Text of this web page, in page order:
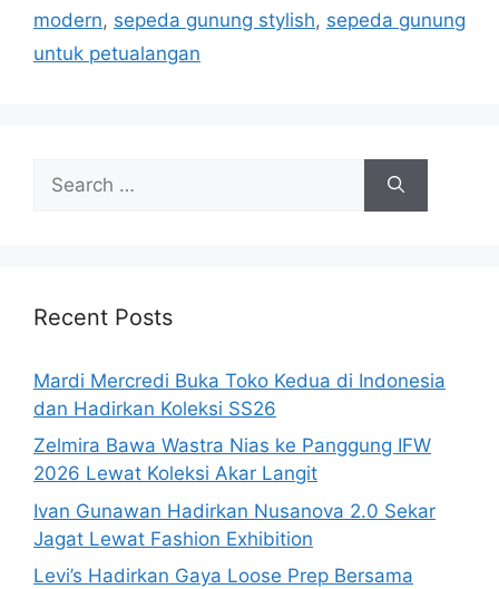
modern, sepeda gunung stylish, sepeda gunung
untuk petualangan
for:
Recent Posts
Mardi Mercredi Buka Toko Kedua di Indonesia
dan Hadirkan Koleksi SS26
Zelmira Bawa Wastra Nias ke Panggung IFW
2026 Lewat Koleksi Akar Langit
Ivan Gunawan Hadirkan Nusanova 2.0 Sekar
Jagat Lewat Fashion Exhibition
Levi’s Hadirkan Gaya Loose Prep Bersama